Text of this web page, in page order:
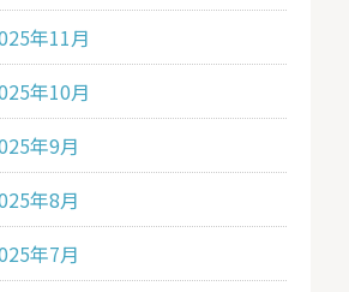
年11月
年10月
年9月
年8月
年7月